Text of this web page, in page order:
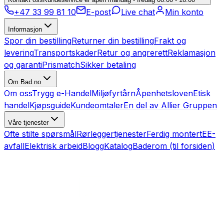
+47 33 99 81 10 E-post Live chat Min konto
Informasjon
Spor din bestillingReturner din bestillingFrakt og
leveringTransportskaderRetur og angrerettReklamasjon
og garantiPrismatchSikker betaling
Om Bad.no
Om ossTrygg e-HandelMiljøfyrtårnÅpenhetslovenEtisk
handelKjøpsguideKundeomtalerEn del av Allier Gruppen
Våre tjenester
Ofte stilte spørsmålRørleggertjenesterFerdig montertEE-
avfallElektrisk arbeidBloggKatalogBaderom (til forsiden)